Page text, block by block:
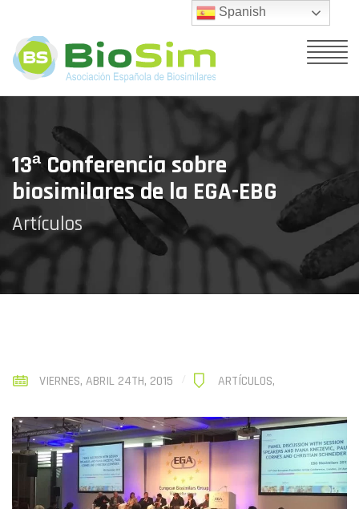
13ª Conferencia sobre
biosimilares de la EGA-EBG
Artículos
VIERNES, ABRIL 24TH, 2015 ARTÍCULOS,
Spanish